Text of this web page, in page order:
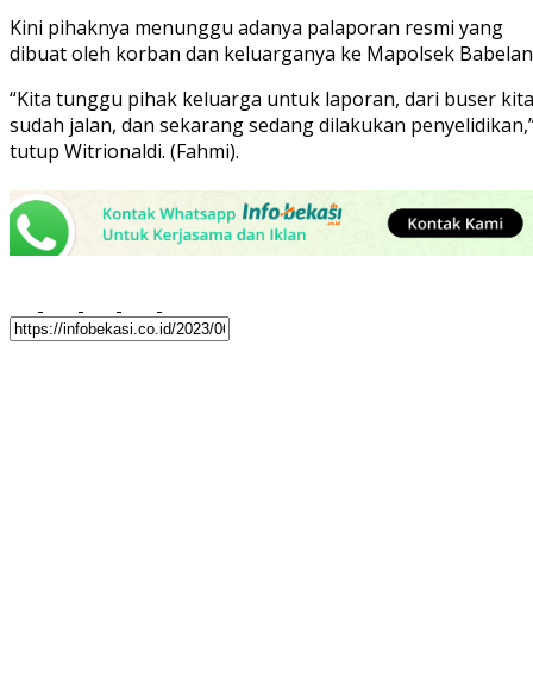
Kini pihaknya menunggu adanya palaporan resmi yang
dibuat oleh korban dan keluarganya ke Mapolsek
“Kita tunggu pihak keluarga untuk laporan, dari buser kita
sudah jalan, dan sekarang sedang dilakukan
tutup Witrionaldi. (Fahmi).